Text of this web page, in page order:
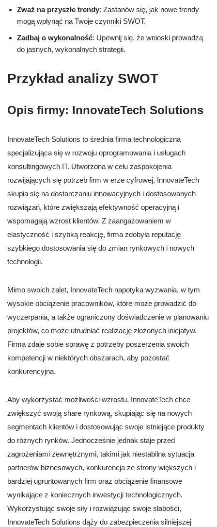
Zważ na przyszłe trendy: Zastanów się, jak nowe trendy
mogą wpłynąć na Twoje czynniki SWOT.
Zadbaj o wykonalność: Upewnij się, że wnioski prowadzą
do jasnych, wykonalnych strategii.
Przykład analizy SWOT
Opis firmy: InnovateTech Solutions
InnovateTech Solutions to średnia firma technologiczna
specjalizująca się w rozwoju oprogramowania i usługach
konsultingowych IT. Utworzona w celu zaspokojenia
rozwijających się potrzeb firm w erze cyfrowej, InnovateTech
skupia się na dostarczaniu innowacyjnych i dostosowanych
rozwiązań, które zwiększają efektywność operacyjną i
wspomagają wzrost klientów. Z zaangażowaniem w
elastyczność i szybką reakcję, firma zdobyła reputację
szybkiego dostosowania się do zmian rynkowych i nowych
technologii.
Mimo swoich zalet, InnovateTech napotyka wyzwania, w tym
wysokie obciążenie pracowników, które może prowadzić do
wyczerpania, a także ograniczony doświadczenie w planowaniu
projektów, co może utrudniać realizację złożonych inicjatyw.
Firma zdaje sobie sprawę z potrzeby poszerzenia swoich
kompetencji w niektórych obszarach, aby pozostać
konkurencyjna.
Aby wykorzystać możliwości wzrostu, InnovateTech chce
zwiększyć swoją share rynkową, skupiając się na nowych
segmentach klientów i dostosowując swoje istniejące produkty
do różnych rynków. Jednocześnie jednak staje przed
zagrożeniami zewnętrznymi, takimi jak niestabilna sytuacja
partnerów biznesowych, konkurencja ze strony większych i
bardziej ugruntowanych firm oraz obciążenie finansowe
wynikające z koniecznych inwestycji technologicznych.
Wykorzystując swoje siły i rozwiązując swoje słabości,
InnovateTech Solutions dąży do zabezpieczenia silniejszej